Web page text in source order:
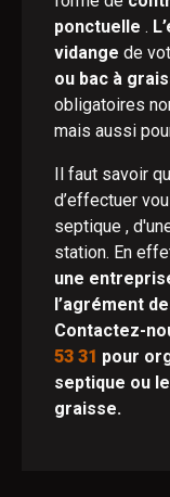
ponctuelle .
vidange de
ou bac à
obligatoires
mais aussi
Il faut savoir
d’effectuer
septique ,
station. En
une
l’agrément
Contactez-
53 31 pour
septique ou
graisse.